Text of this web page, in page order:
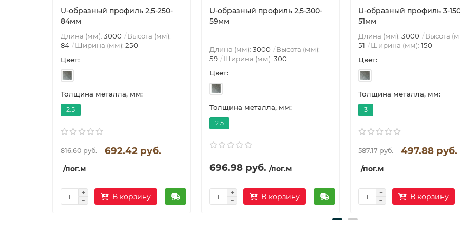
U-образный профиль 2,5-250-
84мм
Длина (мм): 3000
Высота (мм):
84
Ширина (мм): 250
Цвет:
Толщина металла, мм:
2.5
816.60 руб. 692.42 руб.
/пог.м
В корзину
U-образный профиль 2,5-300-
59мм
Длина (мм): 3000
Высота (мм):
59
Ширина (мм): 300
Цвет:
Толщина металла, мм:
2.5
696.98 руб. /пог.м
В корзину
U-образный профиль 3-
51мм
Длина (мм): 3000
Высота
51
Ширина (мм): 150
Цвет:
Толщина металла, мм:
3
587.17 руб. 497.88 руб.
/пог.м
В корзину